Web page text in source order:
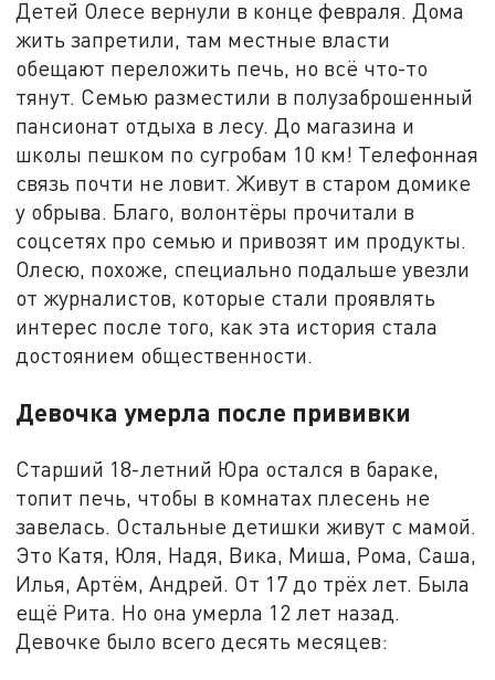
Детей Олесе вернули в конце февраля. Дома
жить запретили, там местные власти
обещают переложить печь, но всё что-то
тянут. Семью разместили в полузаброшенный
пансионат отдыха в лесу. До магазина и
школы пешком по сугробам 10 км! Телефонная
связь почти не ловит. Живут в старом домике
у обрыва. Благо, волонтёры прочитали в
соцсетях про семью и привозят им продукты.
Олесю, похоже, специально подальше увезли
от журналистов, которые стали проявлять
интерес после того, как эта история стала
достоянием общественности.
Девочка умерла после прививки
Старший 18-летний Юра остался в бараке,
топит печь, чтобы в комнатах плесень не
завелась. Остальные детишки живут с мамой.
Это Катя, Юля, Надя, Вика, Миша, Рома, Саша,
Илья, Артём, Андрей. От 17 до трёх лет. Была
ещё Рита. Но она умерла 12 лет назад.
Девочке было всего десять месяцев: